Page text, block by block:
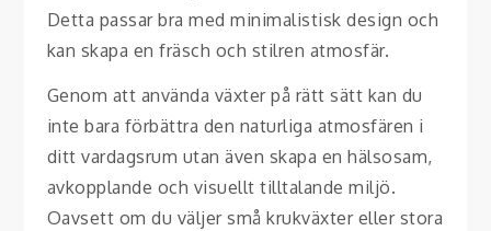
Detta passar bra med minimalistisk design och
kan skapa en fräsch och stilren atmosfär.
Genom att använda växter på rätt sätt kan du
inte bara förbättra den naturliga atmosfären i
ditt vardagsrum utan även skapa en hälsosam,
avkopplande och visuellt tilltalande miljö.
Oavsett om du väljer små krukväxter eller stora